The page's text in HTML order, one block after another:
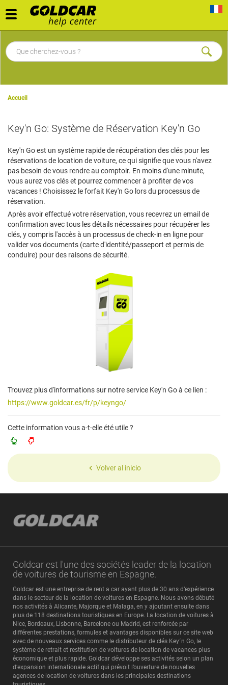
Toggle
navigation
Accueil
Key'n Go: Système de Réservation Key'n Go
Key'n Go est un système rapide de récupération des clés pour les
réservations de location de voiture, ce qui signifie que vous n'avez
pas besoin de vous rendre au comptoir. En moins d'une minute,
vous aurez vos clés et pourrez commencer à profiter de vos
vacances ! Choisissez le forfait Key'n Go lors du processus de
réservation.
Après avoir effectué votre réservation, vous recevrez un email de
confirmation avec tous les détails nécessaires pour récupérer les
clés, y compris l'accès à un processus de check-in en ligne pour
valider vos documents (carte d'identité/passeport et permis de
conduire) pour des raisons de sécurité.
Trouvez plus d'informations sur notre service Key'n Go à ce lien :
https://www.goldcar.es/fr/p/keyngo/
Cette information vous a-t-elle été utile ?
Volver al inicio
Goldcar est l'une des sociétés leader de la location
de voitures de tourisme en Espagne.
Goldcar est une entreprise de rent a car ayant plus de 30 ans d’expérience
dans le secteur de la location de voitures en Espagne. Nous avons débuté
nos activités à Alicante, Majorque et Malaga, en y ajoutant ensuite dans
plus de 118 destinations touristiques en Europe. La location de voitures à
Nice, Bordeaux, Lisbonne, Barcelone ou Madrid, est renforcée par
différentes prestations, formules et avantages disponibles sur ce site web
avec de nouveaux services comme le distributeur de clés Key´n Go, le
système de retrait et restitution de voitures de location de vacances plus
économique et plus rapide. Goldcar développe ses activités selon un plan
d’expansion internationale actif qui prévoit l’ouverture de nouvelles
agences de location de voitures dans les principales destinations